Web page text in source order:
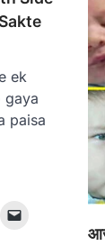
ek
gaya
paisa